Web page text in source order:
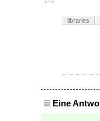
libraries
Eine